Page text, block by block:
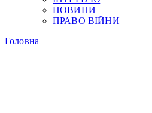
НОВИНИ
ПРАВО ВІЙНИ
Головна